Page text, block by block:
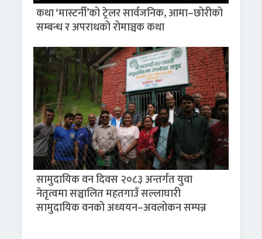
कथा ‘मास्टर्नी’को ट्रेलर सार्वजनिक, आमा–छोरीको
सम्बन्ध र अपराधको रोमाञ्चक कथा
सामुदायिक वन दिवस २०८३ अन्तर्गत युवा
नेतृत्वमा सञ्चालित महतगाउँ सल्लाघारी
सामुदायिक वनको अध्ययन–अवलोकन सम्पन्न